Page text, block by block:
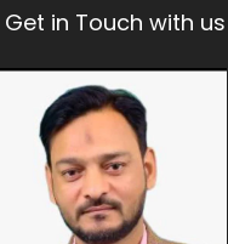
Get in Touch with us